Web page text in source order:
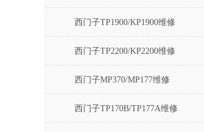
西门子TP1900/KP1900维修
西门子TP2200/KP2200维修
西门子MP370/MP177维修
西门子TP170B/TP177A维修